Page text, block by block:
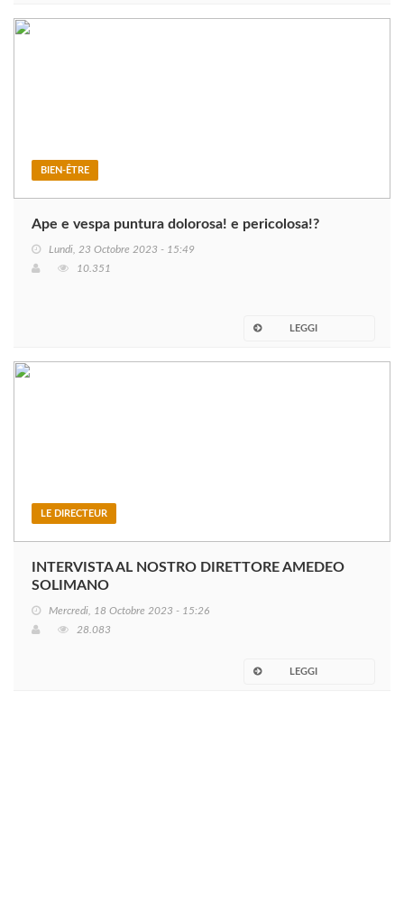
BIEN-ÊTRE
Ape e vespa puntura dolorosa! e pericolosa!?
Lundi, 23 Octobre 2023 - 15:49
10.351
LEGGI
LE DIRECTEUR
INTERVISTA AL NOSTRO DIRETTORE AMEDEO
SOLIMANO
Mercredi, 18 Octobre 2023 - 15:26
28.083
LEGGI